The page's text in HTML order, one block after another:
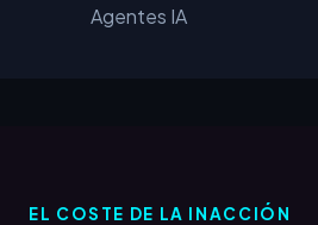
Agentes IA
EL COSTE DE LA INACCIÓN